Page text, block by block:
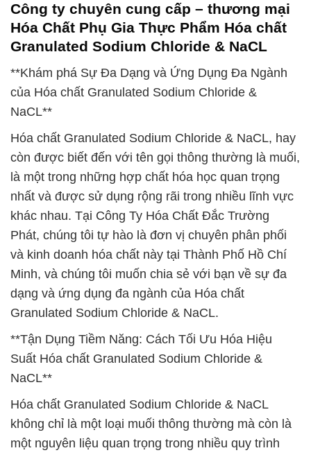
Công ty chuyên cung cấp – thương mại
Hóa Chất Phụ Gia Thực Phẩm Hóa chất
Granulated Sodium Chloride & NaCL
**Khám phá Sự Đa Dạng và Ứng Dụng Đa Ngành
của Hóa chất Granulated Sodium Chloride &
NaCL**
Hóa chất Granulated Sodium Chloride & NaCL, hay
còn được biết đến với tên gọi thông thường là muối,
là một trong những hợp chất hóa học quan trọng
nhất và được sử dụng rộng rãi trong nhiều lĩnh vực
khác nhau. Tại Công Ty Hóa Chất Đắc Trường
Phát, chúng tôi tự hào là đơn vị chuyên phân phối
và kinh doanh hóa chất này tại Thành Phố Hồ Chí
Minh, và chúng tôi muốn chia sẻ với bạn về sự đa
dạng và ứng dụng đa ngành của Hóa chất
Granulated Sodium Chloride & NaCL.
**Tận Dụng Tiềm Năng: Cách Tối Ưu Hóa Hiệu
Suất Hóa chất Granulated Sodium Chloride &
NaCL**
Hóa chất Granulated Sodium Chloride & NaCL
không chỉ là một loại muối thông thường mà còn là
một nguyên liệu quan trọng trong nhiều quy trình